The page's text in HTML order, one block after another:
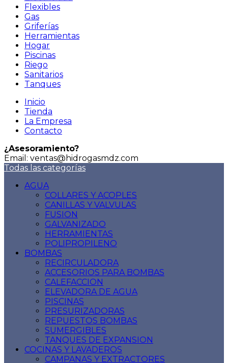
Flexibles
Gas
Griferías
Herramientas
Hogar
Piscinas
Riego
Sanitarios
Tanques
Inicio
Tienda
La Empresa
Contacto
¿Asesoramiento?
Email: ventas@hidrogasmdz.com
Todas las categorías
AGUA
COLLARES Y ACOPLES
CANILLAS Y VALVULAS
FUSION
GALVANIZADO
HERRAMIENTAS
POLIPROPILENO
BOMBAS
RECIRCULADORA
ACCESORIOS PARA BOMBAS
CALEFACCION
ELEVADORA DE AGUA
PISCINAS
PRESURIZADORAS
REPUESTOS BOMBAS
SUMERGIBLES
TANQUES DE EXPANSION
COCINAS Y LAVADEROS
CAMPANAS Y EXTRACTORES